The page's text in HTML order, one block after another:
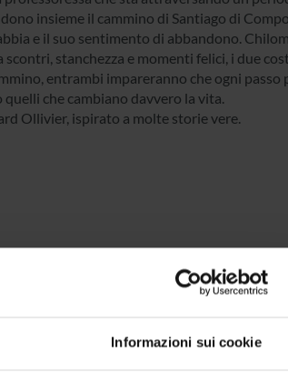
Informazioni sui cookie
insieme il cammino di Santiago di
e il suo sentimento di abbandono.
stanchezza e momenti felici, i due
entrambi impareranno che ogni passo
che cambiano davvero la vita.
Ollivier, ispirato a molte storie vere.